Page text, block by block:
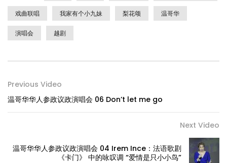
戏曲联唱 我家有个小九妹 梨花颂 温哥华
演唱会 越剧
Previous Video
温哥华华人参政议政演唱会 06 Don’t let me go
Next Video
温哥华华人参政议政演唱会 04 Irem Ince：法语歌剧
《卡门》 中的咏叹调 “爱情是只小小鸟”